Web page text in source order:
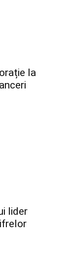
la
lider